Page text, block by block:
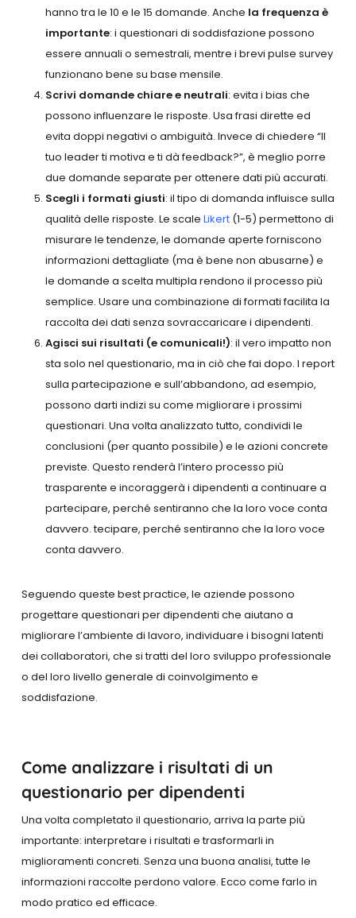
hanno tra le 10 e le 15 domande. Anche la frequenza è
importante: i questionari di soddisfazione possono
essere annuali o semestrali, mentre i brevi pulse survey
funzionano bene su base mensile.
Scrivi domande chiare e neutrali: evita i bias che
possono influenzare le risposte. Usa frasi dirette ed
evita doppi negativi o ambiguità. Invece di chiedere “Il
tuo leader ti motiva e ti dà feedback?”, è meglio porre
due domande separate per ottenere dati più accurati.
Scegli i formati giusti: il tipo di domanda influisce sulla
qualità delle risposte. Le scale Likert(1-5) permettono di
misurare le tendenze, le domande aperte forniscono
informazioni dettagliate (ma è bene non abusarne) e
le domande a scelta multipla rendono il processo più
semplice. Usare una combinazione di formati facilita la
raccolta dei dati senza sovraccaricare i dipendenti.
Agisci sui risultati (e comunicali!): il vero impatto non
sta solo nel questionario, ma in ciò che fai dopo. I report
sulla partecipazione e sull’abbandono, ad esempio,
possono darti indizi su come migliorare i prossimi
questionari. Una volta analizzato tutto, condividi le
conclusioni (per quanto possibile) e le azioni concrete
previste. Questo renderà l’intero processo più
trasparente e incoraggerà i dipendenti a continuare a
partecipare, perché sentiranno che la loro voce conta
davvero. tecipare, perché sentiranno che la loro voce
conta davvero.
Seguendo queste best practice, le aziende possono
progettare questionari per dipendenti che aiutano a
migliorare l’ambiente di lavoro, individuare i bisogni latenti
dei collaboratori, che si tratti del loro sviluppo professionale
o del loro livello generale di coinvolgimento e
soddisfazione.
Come analizzare i risultati di un
questionario per dipendenti
Una volta completato il questionario, arriva la parte più
importante: interpretare i risultati e trasformarli in
miglioramenti concreti. Senza una buona analisi, tutte le
informazioni raccolte perdono valore. Ecco come farlo in
modo pratico ed efficace.